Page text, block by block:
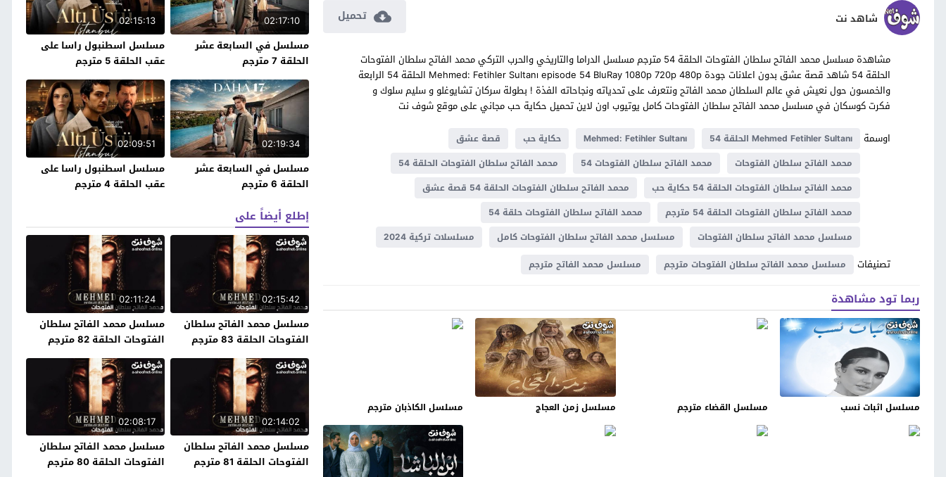
شاهد نت تحميل
مشاهدة مسلسل محمد الفاتح سلطان الفتوحات الحلقة 54 مترجم مسلسل الدراما والتاريخي والحرب التركي محمد الفاتح سلطان الفتوحات
الحلقة 54 شاهد قصة عشق بدون اعلانات جودة Mehmed: Fetihler Sultanı episode 54 BluRay 1080p 720p 480p الحلقة 54 الرابعة
والخمسون حول نعيش في عالم السلطان محمد الفاتح ونتعرف على تحدياته ونجاحاته الفذة ! بطولة سركان تشايوغلو و سليم سلوك و
فكرت كوسكان في مسلسل محمد الفاتح سلطان الفتوحات كامل يوتيوب اون لاين تحميل حكاية حب مجاني على موقع شوف نت
اوسمة
Mehmed Fetihler Sultanı الحلقة 54 Mehmed: Fetihler Sultanı حكاية حب
قصة عشق
محمد الفاتح سلطان الفتوحات
محمد الفاتح سلطان الفتوحات 54
محمد الفاتح سلطان الفتوحات الحلقة 54
محمد الفاتح سلطان الفتوحات الحلقة 54 حكاية حب
محمد الفاتح سلطان الفتوحات الحلقة 54 قصة عشق
محمد الفاتح سلطان الفتوحات الحلقة 54 مترجم
محمد الفاتح سلطان الفتوحات حلقة 54
مسلسل محمد الفاتح سلطان الفتوحات
مسلسل محمد الفاتح سلطان الفتوحات كامل مسلسلات تركية 2024
تصنيفات مسلسل محمد الفاتح سلطان الفتوحات مترجم مسلسل محمد الفاتح مترجم
ربما تود مشاهدة
مسلسل اثبات نسب مسلسل القضاء مترجم مسلسل زمن العجاج مسلسل الكاذبان مترجم
02:17:10
مسلسل في السابعة عشر
الحلقة 7 مترجم
02:15:13
مسلسل اسطنبول راسا على
عقب الحلقة 5 مترجم
02:19:34
مسلسل في السابعة عشر
الحلقة 6 مترجم
02:09:51
مسلسل اسطنبول راسا على
عقب الحلقة 4 مترجم
إطلع أيضاً على
02:15:42
مسلسل محمد الفاتح سلطان
الفتوحات الحلقة 83 مترجم
02:11:24
مسلسل محمد الفاتح سلطان
الفتوحات الحلقة 82 مترجم
02:14:02
مسلسل محمد الفاتح سلطان
الفتوحات الحلقة 81 مترجم
02:08:17
مسلسل محمد الفاتح سلطان
الفتوحات الحلقة 80 مترجم